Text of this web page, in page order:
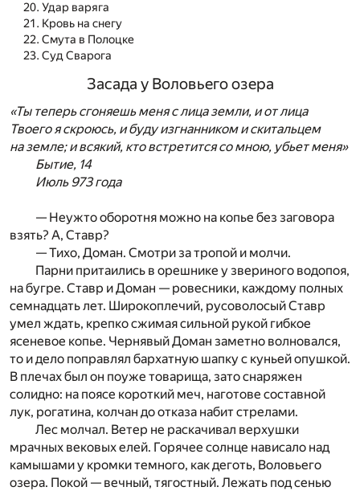
Удар варяга
Кровь на снегу
Смута в Полоцке
Суд Сварога
Засада у Воловьего озера
«Ты теперь сгоняешь меня с лица земли, и от лица
Твоего я скроюсь, и буду изгнанником и скитальцем
на земле; и всякий, кто встретится со мною, убьет меня»
Бытие, 14
Июль 973 года
— Неужто оборотня можно на копье без заговора
взять? А, Ставр?
— Тихо, Доман. Смотри за тропой и молчи.
Парни притаились в орешнике у звериного водопоя,
на бугре. Ставр и Доман — ровесники, каждому полных
семнадцать лет. Широкоплечий, русоволосый Ставр
умел ждать, крепко сжимая сильной рукой гибкое
ясеневое копье. Чернявый Доман заметно волновался,
то и дело поправлял бархатную шапку с куньей опушкой.
В плечах был он поуже товарища, зато снаряжен
солидно: на поясе короткий меч, наготове составной
лук, рогатина, колчан до отказа набит стрелами.
Лес молчал. Ветер не раскачивал верхушки
мрачных вековых елей. Горячее солнце нависало над
камышами у кромки темного, как деготь, Воловьего
озера. Покой — вечный, тягостный. Лежать под сенью